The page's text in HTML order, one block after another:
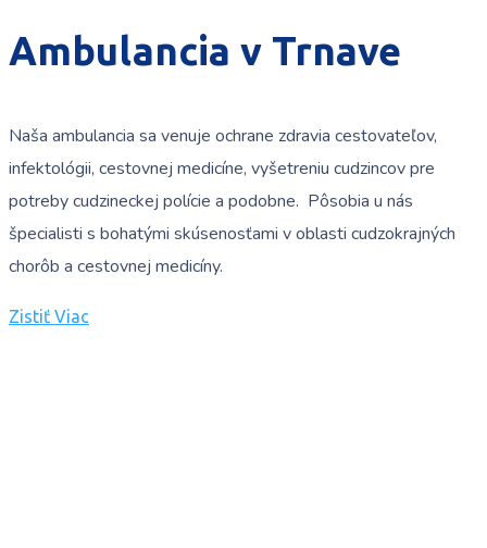
Ambulancia v Trnave
Naša ambulancia sa venuje ochrane zdravia cestovateľov,
infektológii, cestovnej medicíne, vyšetreniu cudzincov pre
potreby cudzineckej polície a podobne. Pôsobia u nás
špecialisti s bohatými skúsenosťami v oblasti cudzokrajných
chorôb a cestovnej medicíny.
Zistiť Viac